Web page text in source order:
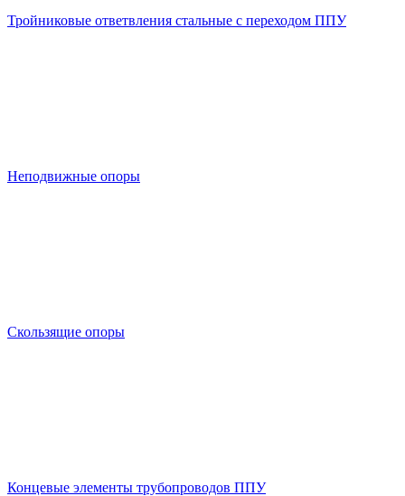
Тройниковые ответвления стальные с переходом ППУ
Неподвижные опоры
Скользящие опоры
Концевые элементы трубопроводов ППУ